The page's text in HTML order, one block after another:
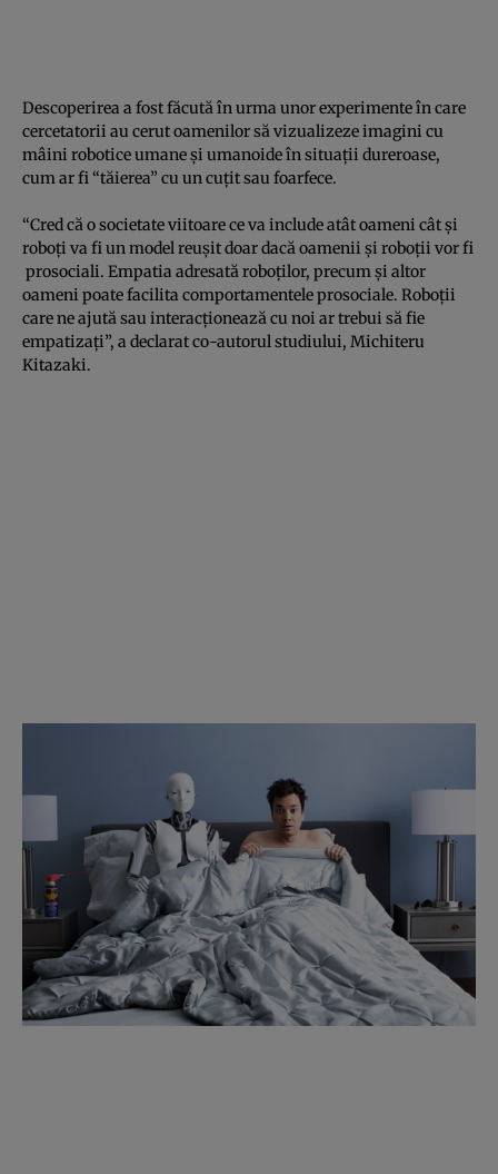
Descoperirea a fost făcută în urma unor experimente în care
cercetatorii au cerut oamenilor să vizualizeze imagini cu
mâini robotice umane şi umanoide în situaţii dureroase,
cum ar fi “tăierea” cu un cuţit sau foarfece.
“Cred că o societate viitoare ce va include atât oameni cât şi
roboţi va fi un model reuşit doar dacă oamenii şi roboţii vor fi
prosociali. Empatia adresată roboţilor, precum şi altor
oameni poate facilita comportamentele prosociale. Roboţii
care ne ajută sau interacţionează cu noi ar trebui să fie
empatizaţi”, a declarat co-autorul studiului, Michiteru
Kitazaki.